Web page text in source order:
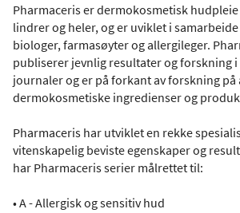
Pharmaceris er dermokosmetisk
lindrer og heler, og er uviklet i
biologer, farmasøyter og allergileger.
publiserer jevnlig resultater og forskning
journaler og er på forkant av forskning på
dermokosmetiske ingredienser og
Pharmaceris har utviklet en rekke
vitenskapelig beviste egenskaper og
har Pharmaceris serier målrettet til:
• A - Allergisk og sensitiv hud